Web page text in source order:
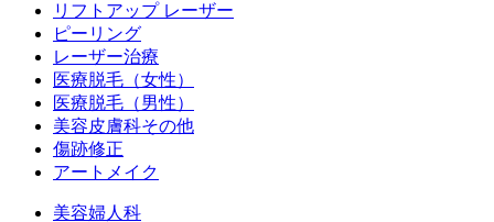
リフトアップ レーザー
ピーリング
レーザー治療
医療脱毛（女性）
医療脱毛（男性）
美容皮膚科その他
傷跡修正
アートメイク
美容婦人科